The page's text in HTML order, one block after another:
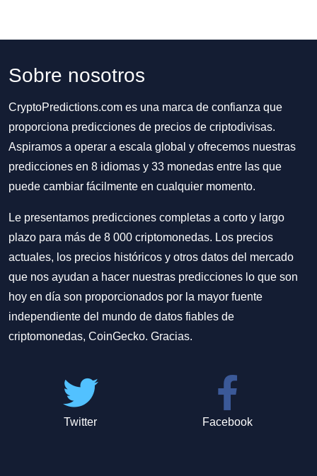
Sobre nosotros
CryptoPredictions.com es una marca de confianza que
proporciona predicciones de precios de criptodivisas.
Aspiramos a operar a escala global y ofrecemos nuestras
predicciones en 8 idiomas y 33 monedas entre las que
puede cambiar fácilmente en cualquier momento.
Le presentamos predicciones completas a corto y largo
plazo para más de 8 000 criptomonedas. Los precios
actuales, los precios históricos y otros datos del mercado
que nos ayudan a hacer nuestras predicciones lo que son
hoy en día son proporcionados por la mayor fuente
independiente del mundo de datos fiables de
criptomonedas, CoinGecko. Gracias.
Twitter Facebook